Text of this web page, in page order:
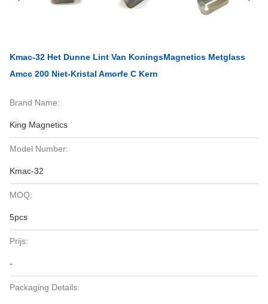
Kmac-32 Het Dunne Lint Van KoningsMagnetics Metglass
Amcc 200 Niet-Kristal Amorfe C Kern
Brand Name:
King Magnetics
Model Number:
Kmac-32
MOQ:
5pcs
Prijs:
-
Packaging Details: